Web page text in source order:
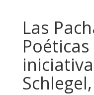
Las
Schlegel,